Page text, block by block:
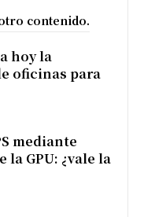
contenido.
hoy la
oficinas para
mediante
GPU: ¿vale la